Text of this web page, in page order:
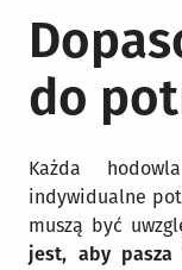
do
Każda
indywidualne
muszą być
jest, aby pasza